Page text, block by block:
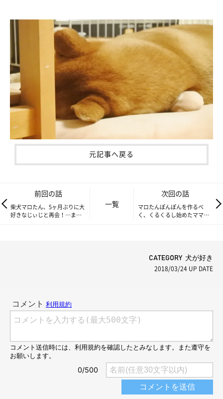
元記事へ戻る
前回の話
柴犬マロたん、5ヶ月ぶりに大
好きなじぃじと再会！…また
一覧
次回の話
マロたんぽんぽんを作るべ
く、くるくるし始めたママに
CATEGORY 犬が好き
2018/03/24 UP DATE